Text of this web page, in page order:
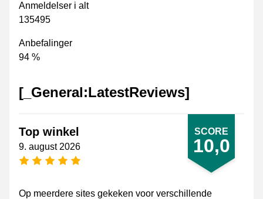
Anmeldelser i alt
135495
Anbefalinger
94 %
[_General:LatestReviews]
SCORE
10,0
Top winkel
9. august 2026
[_General:NumberOfStarsPluralFormat]
Op meerdere sites gekeken voor verschillende